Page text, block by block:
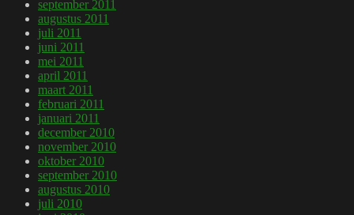
september 2011
augustus 2011
juli 2011
juni 2011
mei 2011
april 2011
maart 2011
februari 2011
januari 2011
december 2010
november 2010
oktober 2010
september 2010
augustus 2010
juli 2010